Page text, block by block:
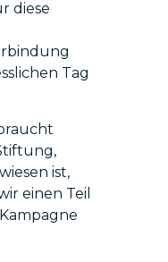
diese
Tag
ist,
einen Teil